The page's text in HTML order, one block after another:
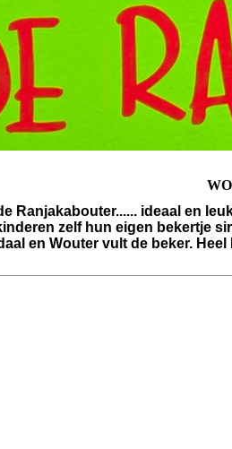
Ranjakabouter...... ideaal en
zelf hun eigen bekertje
en Wouter vult de beker.